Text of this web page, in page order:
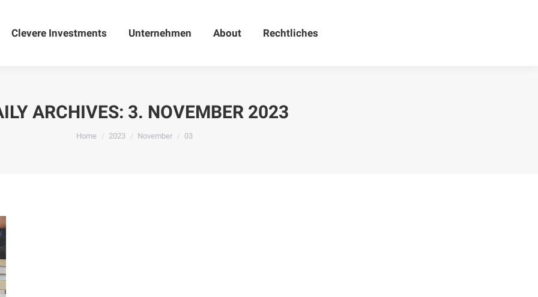
Clevere Investments Unternehmen About Rechtliches
ARCHIVES: 3. NOVEMBER 2023
You are here:
Home 2023 November 03
Clevere Investments Unternehmen About Rechtliches